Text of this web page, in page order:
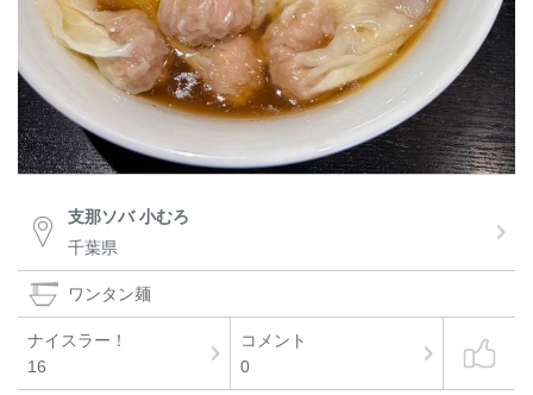
支那ソバ 小むろ
千葉県
ワンタン麺
ナイスラー！
16
コメント
0